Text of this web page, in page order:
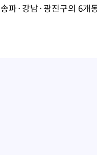
파·강남·광진구의 6개